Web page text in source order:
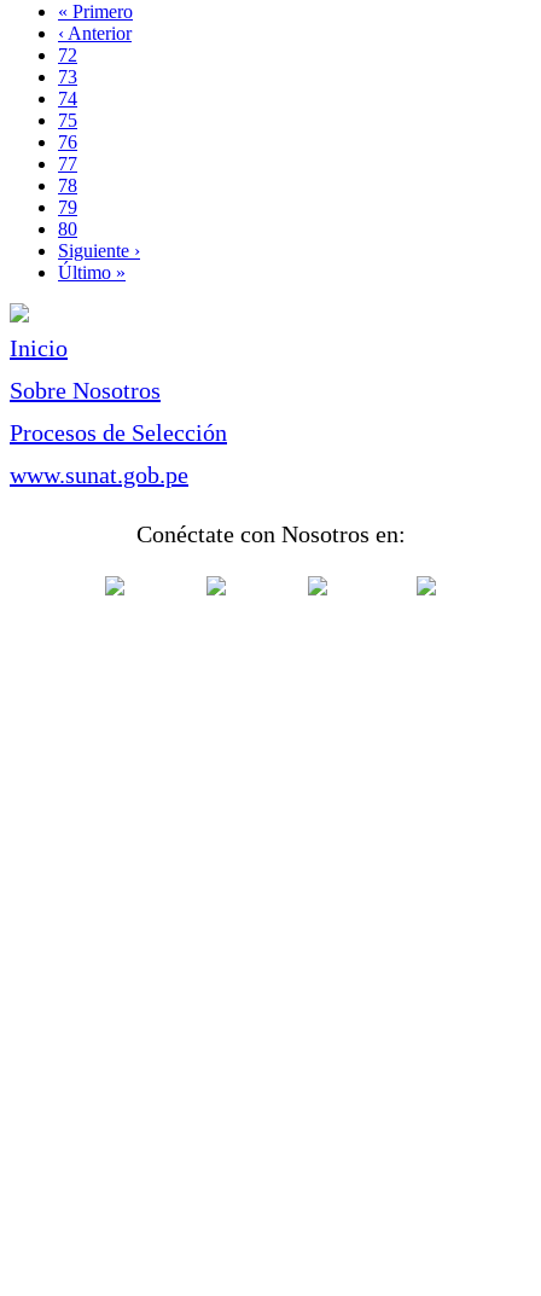
Paginación
Primera
página
« Primero
Página
anterior
‹ Anterior
Page
72
Page
73
Page
74
Page
75
Página
actual
76
Page
77
Page
78
Page
79
Page
80
Siguiente
página
Siguiente ›
Última
Último »
Inicio
Sobre Nosotros
Procesos de Selección
www.sunat.gob.pe
Conéctate con Nosotros en: